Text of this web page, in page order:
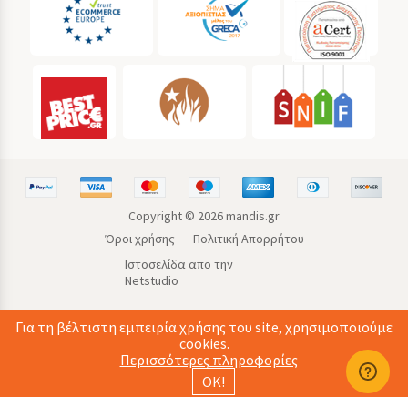
Copyright © 2026mandis.gr
Όροι χρήσης
Πολιτική Απορρήτου
Ιστοσελίδα απο την
Netstudio
Για τη βέλτιστη εμπειρία χρήσης του site, χρησιμοποιούμε
cookies.
Περισσότερες πληροφορίες
ΟΚ!